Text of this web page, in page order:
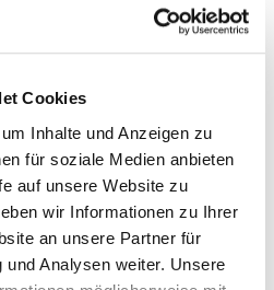
Cookies
Inhalte und Anzeigen zu
für soziale Medien anbieten
auf unsere Website zu
wir Informationen zu Ihrer
an unsere Partner für
Analysen weiter. Unsere
auf und sicherten
die Nachholpartie im Januar
Woche treffen